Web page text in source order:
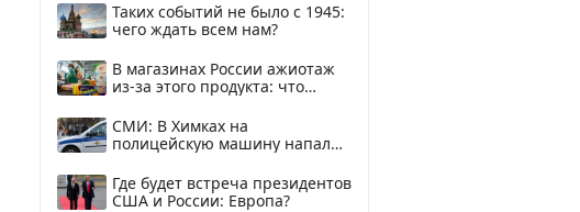
Таких событий не было с 1945:
чего ждать всем нам?
В магазинах России ажиотаж
из-за этого продукта: что
СМИ: В Химках на
полицейскую машину напали
Где будет встреча президентов
США и России: Европа?